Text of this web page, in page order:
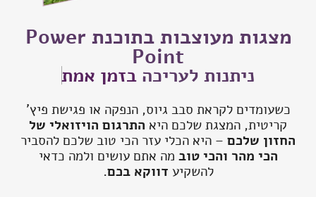
מצגות מעוצבות בתוכנת Power
Point
ניתנות לעריכה בזמן אמת
כשעומדים לקראת סבב גיוס, הנפקה או פגישת פיץ'
קריטית, המצגת שלכם היא התרגום הויזואלי של
החזון שלכם – היא הכלי עזר הכי טוב שלכם להסביר
הכי מהר והכי טוב מה אתם עושים ולמה כדאי
להשקיע דווקא בכם.